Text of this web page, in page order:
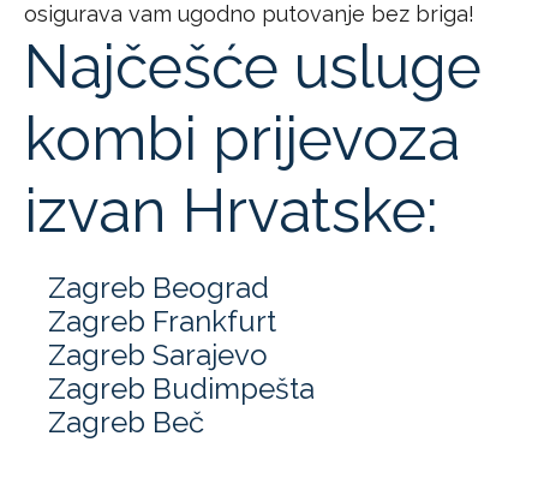
osigurava vam ugodno putovanje bez briga!
Najčešće usluge
kombi prijevoza
izvan Hrvatske:
Zagreb Beograd
Zagreb Frankfurt
Zagreb Sarajevo
Zagreb Budimpešta
Zagreb Beč